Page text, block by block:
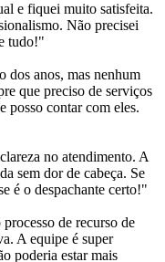
e fiquei muito satisfeita.
Não precisei
tudo!"
dos anos, mas nenhum
que preciso de serviços
posso contar com eles.
no atendimento. A
sem dor de cabeça. Se
é o despachante certo!"
de recurso de
A equipe é super
poderia estar mais